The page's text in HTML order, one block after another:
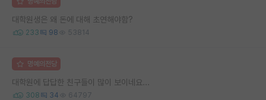
대학원생은 왜 돈에 대해 초연해야함?
233 98 53814
명예의전당
대학원에 답답한 친구들이 많이 보이네요...
308 34 64797